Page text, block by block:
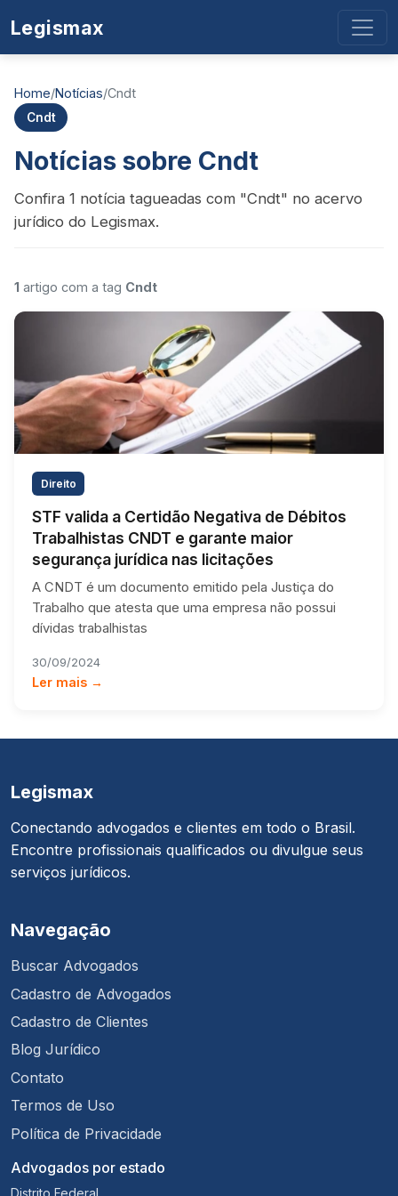
Legismax
Home/Notícias/Cndt
Cndt
Notícias sobre Cndt
Confira 1 notícia tagueadas com "Cndt" no acervo
jurídico do Legismax.
1 artigo com a tag Cndt
Direito
STF valida a Certidão Negativa de Débitos
Trabalhistas CNDT e garante maior
segurança jurídica nas licitações
A CNDT é um documento emitido pela Justiça do
Trabalho que atesta que uma empresa não possui
dívidas trabalhistas
30/09/2024
Ler mais →
Legismax
Conectando advogados e clientes em todo o Brasil.
Encontre profissionais qualificados ou divulgue seus
serviços jurídicos.
Navegação
Buscar Advogados
Cadastro de Advogados
Cadastro de Clientes
Blog Jurídico
Contato
Termos de Uso
Política de Privacidade
Advogados por estado
Distrito Federal